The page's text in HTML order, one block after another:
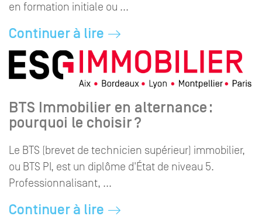
en formation initiale ou ...
Continuer à lire
BTS Immobilier en alternance :
pourquoi le choisir ?
Le BTS (brevet de technicien supérieur) immobilier,
ou BTS PI, est un diplôme d'État de niveau 5.
Professionnalisant, ...
Continuer à lire